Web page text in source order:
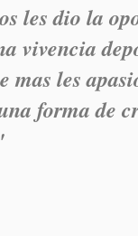
les dio la
vivencia
mas les
forma de